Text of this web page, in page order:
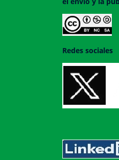
Redes sociales